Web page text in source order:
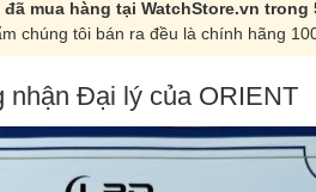
mua hàng tại WatchStore.vn trong
chúng tôi bán ra đều là chính hãng
nhận Đại lý của ORIENT